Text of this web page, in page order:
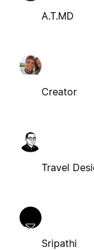
A.T.MD
Creator
Travel
Sripathi